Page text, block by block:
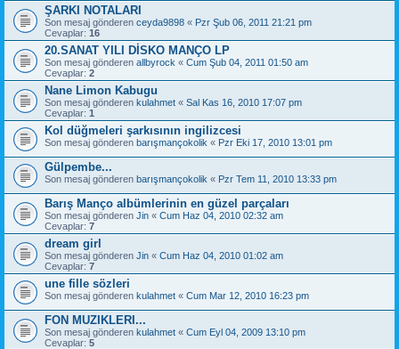
ŞARKI NOTALARI
Son mesaj gönderen ceyda9898 « Pzr Şub 06, 2011 21:21 pm
Cevaplar: 16
20.SANAT YILI DİSKO MANÇO LP
Son mesaj gönderen allbyrock « Cum Şub 04, 2011 01:50 am
Cevaplar: 2
Nane Limon Kabugu
Son mesaj gönderen kulahmet « Sal Kas 16, 2010 17:07 pm
Cevaplar: 1
Kol düğmeleri şarkısının ingilizcesi
Son mesaj gönderen barışmançokolik « Pzr Eki 17, 2010 13:01 pm
Gülpembe...
Son mesaj gönderen barışmançokolik « Pzr Tem 11, 2010 13:33 pm
Barış Manço albümlerinin en güzel parçaları
Son mesaj gönderen Jin « Cum Haz 04, 2010 02:32 am
Cevaplar: 7
dream girl
Son mesaj gönderen Jin « Cum Haz 04, 2010 01:02 am
Cevaplar: 7
une fille sözleri
Son mesaj gönderen kulahmet « Cum Mar 12, 2010 16:23 pm
FON MUZIKLERI...
Son mesaj gönderen kulahmet « Cum Eyl 04, 2009 13:10 pm
Cevaplar: 5